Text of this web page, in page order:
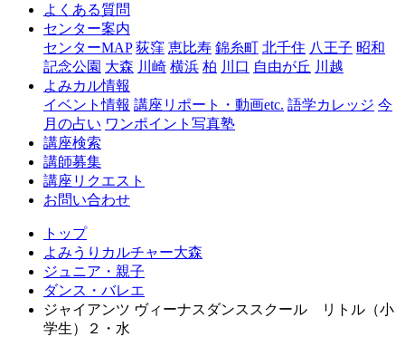
森
よくある質問
センター案内
センターMAP 荻窪 恵比寿 錦糸町 北千住 八王子 昭和
記念公園 大森 川崎 横浜 柏 川口 自由が丘 川越
よみカル情報
イベント情報 講座リポート・動画etc. 語学カレッジ 今
月の占い ワンポイント写真塾
講座検索
講師募集
講座リクエスト
お問い合わせ
トップ
よみうりカルチャー大森
ジュニア・親子
ダンス・バレエ
ジャイアンツ ヴィーナスダンススクール リトル（小
学生）２・水